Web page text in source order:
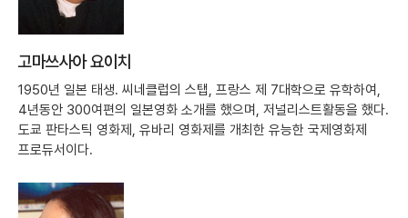
고마쓰사아 요이치
1950년 일본 태생. 씨네클럽의 스탭, 프랑스 제 7대학으로 유학하여,
4년동안 300여편의 일본영화 소개를 했으며, 저널리스트활동을 했다.
도쿄 판타스틱 영화제, 유바리 영화제를 개최한 유능한 국제영화제
프로듀서이다.